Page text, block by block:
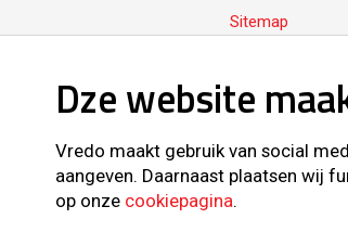
Sitemap
Volg ons ook
Dze website
Vredo maakt gebruik van social
aangeven. Daarnaast plaatsen wij
op onze cookiepagina.